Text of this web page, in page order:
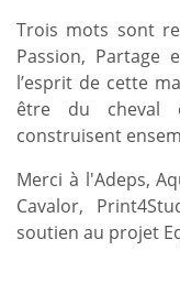
Trois mots sont
Passion, Partage
l’esprit de cette
être du cheval
construisent
Merci à l'Adeps,
Cavalor,
soutien au projet